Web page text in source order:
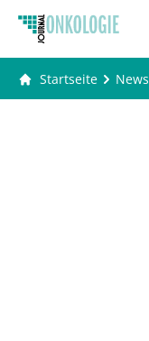
Startseite News